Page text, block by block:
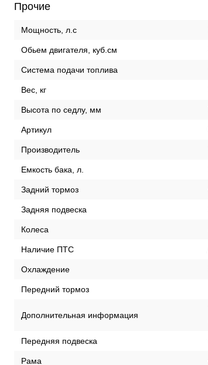
Прочие
Мощность, л.с
Обьем двигателя, куб.см
Система подачи топлива
Вес, кг
Высота по седлу, мм
Артикул
Производитель
Емкость бака, л.
Задний тормоз
Задняя подвеска
Колеса
Наличие ПТС
Охлаждение
Передний тормоз
Дополнительная информация
Передняя подвеска
Рама